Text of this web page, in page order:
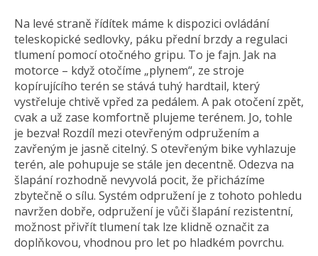
Na levé straně řídítek máme k dispozici ovládání
teleskopické sedlovky, páku přední brzdy a regulaci
tlumení pomocí otočného gripu. To je fajn. Jak na
motorce – když otočíme „plynem“, ze stroje
kopírujícího terén se stává tuhý hardtail, který
vystřeluje chtivě vpřed za pedálem. A pak otočení zpět,
cvak a už zase komfortně plujeme terénem. Jo, tohle
je bezva! Rozdíl mezi otevřeným odpružením a
zavřeným je jasně citelný. S otevřeným bike vyhlazuje
terén, ale pohupuje se stále jen decentně. Odezva na
šlapání rozhodně nevyvolá pocit, že přicházíme
zbytečně o sílu. Systém odpružení je z tohoto pohledu
navržen dobře, odpružení je vůči šlapání rezistentní,
možnost přivřít tlumení tak lze klidně označit za
doplňkovou, vhodnou pro let po hladkém povrchu.